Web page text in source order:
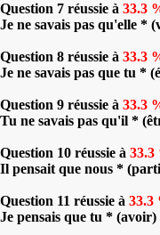
Question 7 réussie à 33.3
Je ne savais pas qu'elle *
Question 8 réussie à 33.3
Je ne savais pas que tu *
Question 9 réussie à 33.3
Tu ne savais pas qu'il *
Question 10 réussie à 33.3
Il pensait que nous *
Question 11 réussie à 33.3
Je pensais que tu *